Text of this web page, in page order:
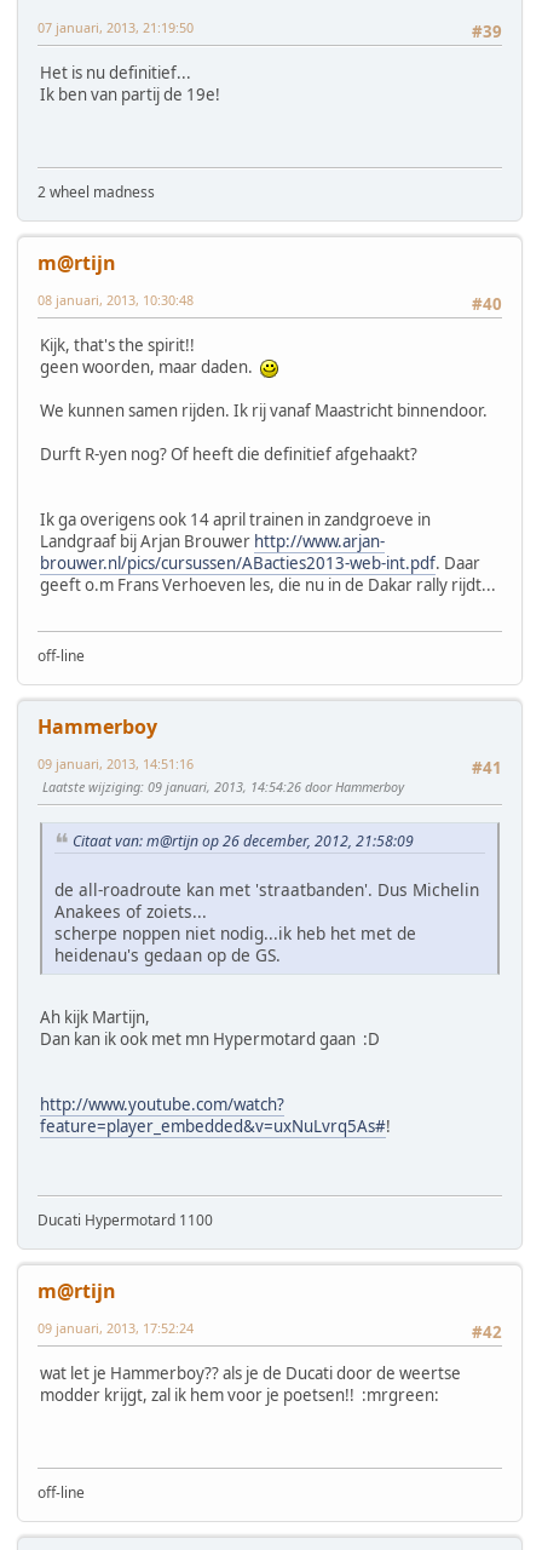
#39
07 januari, 2013, 21:19:50
Het is nu definitief...
Ik ben van partij de 19e!
2 wheel madness
m@rtijn
#40
08 januari, 2013, 10:30:48
Kijk, that's the spirit!!
geen woorden, maar daden.
We kunnen samen rijden. Ik rij vanaf Maastricht binnendoor.
Durft R-yen nog? Of heeft die definitief afgehaakt?
Ik ga overigens ook 14 april trainen in zandgroeve in
Landgraaf bij Arjan Brouwer http://www.arjan-
brouwer.nl/pics/cursussen/ABacties2013-web-int.pdf. Daar
geeft o.m Frans Verhoeven les, die nu in de Dakar rally rijdt...
off-line
Hammerboy
#41
09 januari, 2013, 14:51:16
Laatste wijziging: 09 januari, 2013, 14:54:26 door Hammerboy
Citaat van: m@rtijn op 26 december, 2012, 21:58:09
de all-roadroute kan met 'straatbanden'. Dus Michelin
Anakees of zoiets...
scherpe noppen niet nodig...ik heb het met de
heidenau's gedaan op de GS.
Ah kijk Martijn,
Dan kan ik ook met mn Hypermotard gaan :D
http://www.youtube.com/watch?
feature=player_embedded&v=uxNuLvrq5As#!
Ducati Hypermotard 1100
m@rtijn
#42
09 januari, 2013, 17:52:24
wat let je Hammerboy?? als je de Ducati door de weertse
modder krijgt, zal ik hem voor je poetsen!! :mrgreen:
off-line